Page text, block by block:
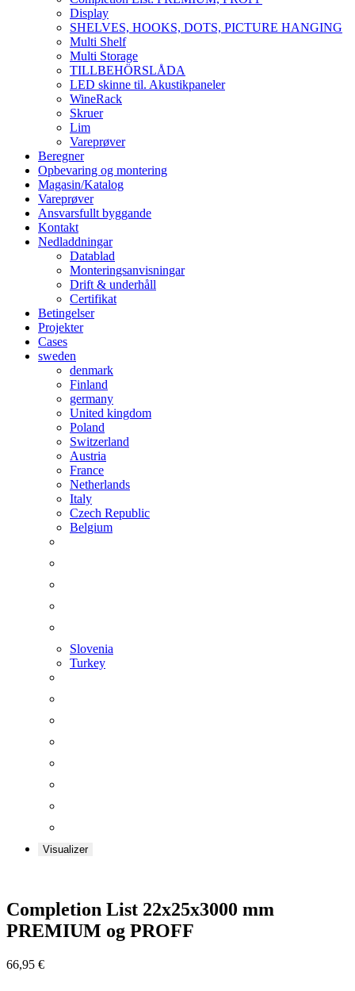
Display
SHELVES, HOOKS, DOTS, PICTURE HANGING
Multi Shelf
Multi Storage
TILLBEHÖRSLÅDA
LED skinne til. Akustikpaneler
WineRack
Skruer
Lim
Vareprøver
Beregner
Opbevaring og montering
Magasin/Katalog
Vareprøver
Ansvarsfullt byggande
Kontakt
Nedladdningar
Datablad
Monteringsanvisningar
Drift & underhåll
Certifikat
Betingelser
Projekter
Cases
sweden
denmark
Finland
germany
United kingdom
Poland
Switzerland
Austria
France
Netherlands
Italy
Czech Republic
Belgium
Slovenia
Turkey
Visualizer
Completion List 22x25x3000 mm
PREMIUM og PROFF
66,95 €